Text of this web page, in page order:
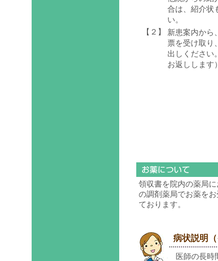
合は、紹介状
い。
【２】
新患案内から
票を受け取り
出しください
お返しします
領収書を院内の薬局
の調剤薬局でお薬を
ております。
病状説明（イ
医師の長時